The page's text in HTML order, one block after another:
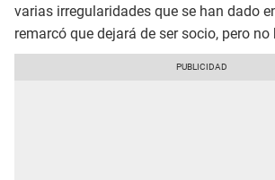
varias irregularidades que se han dado
remarcó que dejará de ser socio, pero no